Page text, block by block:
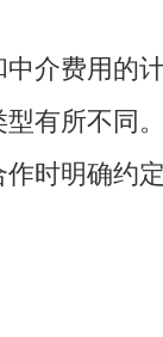
介费用的
有所不同
时明确约